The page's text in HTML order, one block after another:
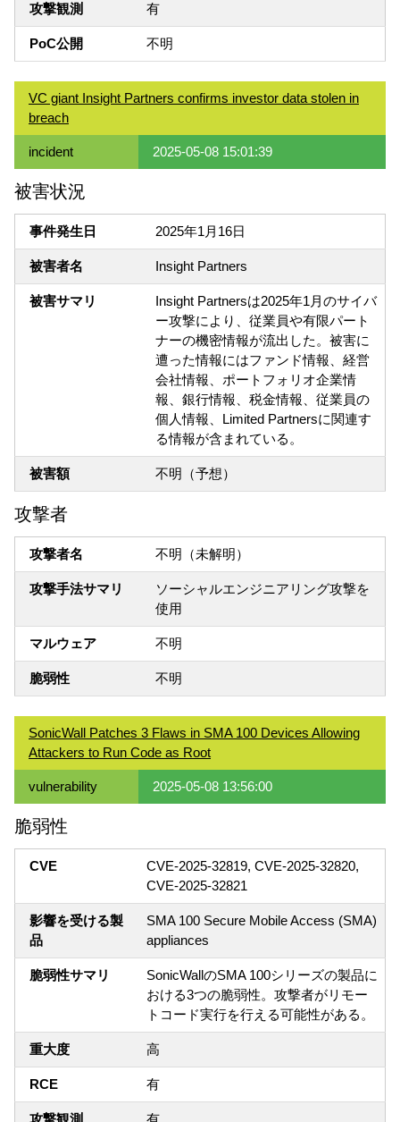
攻撃観測 有
PoC公開 不明
VC giant Insight Partners confirms investor data stolen in
breach
incident 2025-05-08 15:01:39
被害状況
事件発生日 2025年1月16日
被害者名 Insight Partners
被害サマリ
Insight Partnersは2025年1月のサイバ
ー攻撃により、従業員や有限パート
ナーの機密情報が流出した。被害に
遭った情報にはファンド情報、経営
会社情報、ポートフォリオ企業情
報、銀行情報、税金情報、従業員の
個人情報、Limited Partnersに関連す
る情報が含まれている。
被害額 不明（予想）
攻撃者
攻撃者名 不明（未解明）
攻撃手法サマリ
ソーシャルエンジニアリング攻撃を
使用
マルウェア 不明
脆弱性 不明
SonicWall Patches 3 Flaws in SMA 100 Devices Allowing
Attackers to Run Code as Root
vulnerability 2025-05-08 13:56:00
脆弱性
CVE
CVE-2025-32819, CVE-2025-32820,
CVE-2025-32821
影響を受ける製
品
SMA 100 Secure Mobile Access (SMA)
appliances
脆弱性サマリ
SonicWallのSMA 100シリーズの製品に
おける3つの脆弱性。攻撃者がリモー
トコード実行を行える可能性がある。
重大度 高
RCE 有